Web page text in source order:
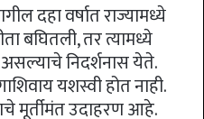
दहा वर्षात राज्यामध्ये
बघितली, तर त्यामध्ये
निदर्शनास येते.
यशस्वी होत नाही.
मूर्तीमंत उदाहरण आहे.